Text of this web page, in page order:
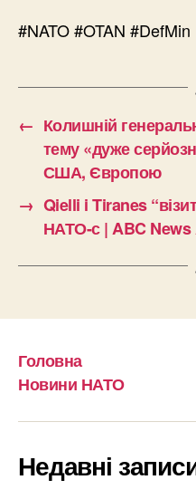
#NATO #OTAN #DefMin
← Колишній
тему «дуже
США, Європою
→ Qielli i Tiranes
НАТО-с | ABC News
Головна
Новини НАТО
Недавні